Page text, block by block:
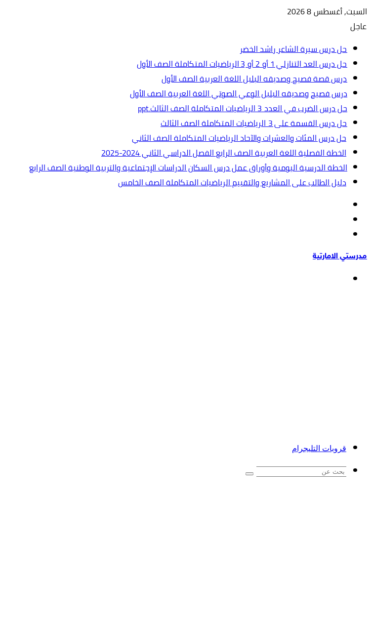
السبت, أغسطس 8 2026
عاجل
حل درس سيرة الشاعر راشد الخضر
حل درس العد التنازلي 1 أو 2 أو 3 الرياضيات المتكاملة الصف الأول
درس قصة فصيح وصديقه البلبل اللغة العربية الصف الأول
درس فصيح وصديقه البلبل الوعي الصوتي اللغة العربية الصف الأول
حل درس الضرب في العدد 3 الرياضيات المتكاملة الصف الثالث.ppt
حل درس القسمة على 3 الرياضيات المتكاملة الصف الثالث
حل درس المئات والعشرات والآحاد الرياضيات المتكاملة الصف الثاني
الخطة الفصلية اللغة العربية الصف الرابع الفصل الدراسي الثاني 2024-2025
الخطة الدرسية اليومية وأوراق عمل درس السكان الدراسات الإجتماعية والتربية الوطنية الصف الرابع
دليل الطالب على المشاريع والتقييم الرياضيات المتكاملة الصف الخامس
عمود
جانبي
مدرستي الامارتية
قروبات التليجرام
بحث